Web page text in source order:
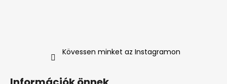
Kövessen minket az Instagramon